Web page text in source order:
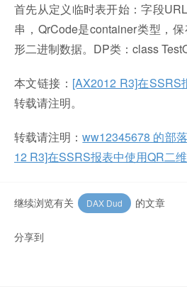
首先从定义临时表开始：字段
串，QrCode是container类型，
形二进制数据。DP类：class
本文链接： [AX2012 R3]在
转载请注明。
转载请注明：ww12345678 的部
12 R3]在SSRS报表中使用QR二
继续浏览有关 DAX Dud 的文章
分享到